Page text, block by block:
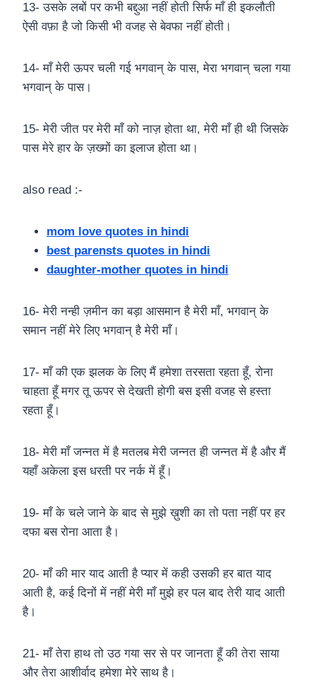
13- उसके लबों पर कभी बद्दुआ नहीं होती सिर्फ माँ ही इकलौती
ऐसी वफ़ा है जो किसी भी वजह से बेवफा नहीं होती।
14- माँ मेरी ऊपर चली गई भगवान् के पास, मेरा भगवान् चला गया
भगवान् के पास।
15- मेरी जीत पर मेरी माँ को नाज़ होता था, मेरी माँ ही थी जिसके
पास मेरे हार के ज़ख्मों का इलाज होता था।
also read :-
mom love quotes in hindi
best parensts quotes in hindi
daughter-mother quotes in hindi
16- मेरी नन्ही ज़मीन का बड़ा आसमान है मेरी माँ, भगवान् के
समान नहीं मेरे लिए भगवान् है मेरी माँ।
17- माँ की एक झलक के लिए मैं हमेशा तरसता रहता हूँ, रोना
चाहता हूँ मगर तू ऊपर से देखती होगी बस इसी वजह से हस्ता
रहता हूँ।
18- मेरी माँ जन्नत में है मतलब मेरी जन्नत ही जन्नत में है और मैं
यहाँ अकेला इस धरती पर नर्क में हूँ।
19- माँ के चले जाने के बाद से मुझे ख़ुशी का तो पता नहीं पर हर
दफा बस रोना आता है।
20- माँ की मार याद आती है प्यार में कही उसकी हर बात याद
आती है, कई दिनों में नहीं मेरी माँ मुझे हर पल बाद तेरी याद आती
है।
21- माँ तेरा हाथ तो उठ गया सर से पर जानता हूँ की तेरा साया
और तेरा आशीर्वाद हमेशा मेरे साथ है।